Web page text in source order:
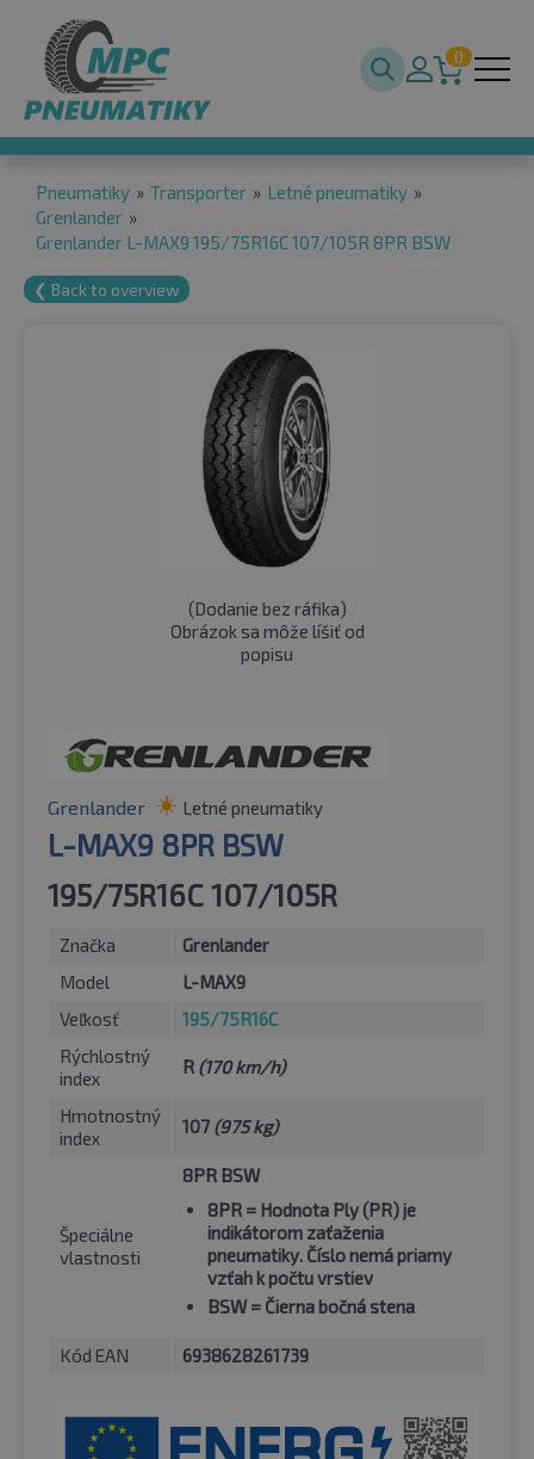
0
Pneumatiky » Transporter » Letné pneumatiky »
Grenlander »
Grenlander L-MAX9 195/75R16C 107/105R 8PR BSW
❮ Back to overview
(Dodanie bez ráfika)
Obrázok sa môže líšiť od
popisu
Grenlander Letné pneumatiky
L-MAX9 8PR BSW
195/75R16C 107/105R
Značka
Grenlander
Model
L-MAX9
Veľkosť
195/75R16C
Rýchlostný
index
R (170 km/h)
Hmotnostný
index
107 (975 kg)
Špeciálne
vlastnosti
8PR BSW
8PR = Hodnota Ply (PR) je
indikátorom zaťaženia
pneumatiky. Číslo nemá priamy
vzťah k počtu vrstiev
BSW = Čierna bočná stena
Kód EAN 6938628261739